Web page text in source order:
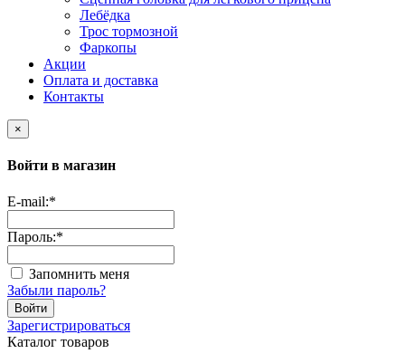
Лебёдка
Трос тормозной
Фаркопы
Акции
Оплата и доставка
Контакты
×
Войти в магазин
E-mail:*
Пароль:*
Запомнить меня
Забыли пароль?
Войти
Зарегистрироваться
Каталог товаров